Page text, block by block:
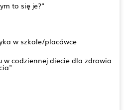
to się je?"
w szkole/placówce
w codziennej diecie dla zdrowia